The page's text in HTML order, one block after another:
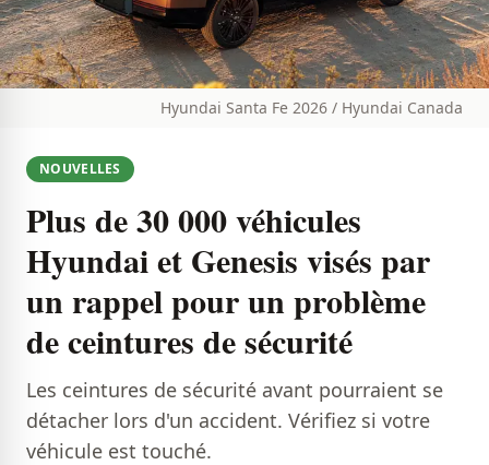
Hyundai Santa Fe 2026 / Hyundai Canada
NOUVELLES
Plus de 30 000 véhicules
Hyundai et Genesis visés par
un rappel pour un problème
de ceintures de sécurité
Les ceintures de sécurité avant pourraient se
détacher lors d'un accident. Vérifiez si votre
véhicule est touché.